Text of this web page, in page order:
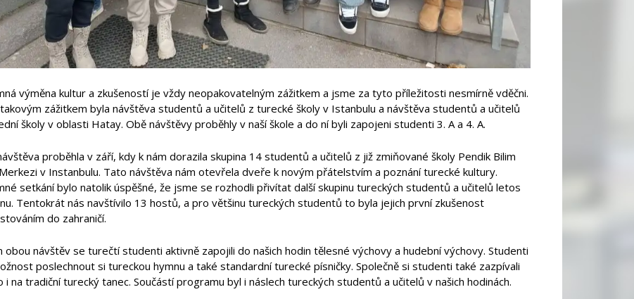
výměna kultur a zkušeností je vždy neopakovatelným zážitkem a jsme za tyto příležitosti nesmírně vděčni.
zážitkem byla návštěva studentů a učitelů z turecké školy v Istanbulu a návštěva studentů a učitelů
školy v oblasti Hatay. Obě návštěvy proběhly v naší škole a do ní byli zapojeni studenti 3. A a 4. A.
proběhla v září, kdy k nám dorazila skupina 14 studentů a učitelů z již zmiňované školy Pendik Bilim
v Instanbulu. Tato návštěva nám otevřela dveře k novým přátelstvím a poznání turecké kultury.
setkání bylo natolik úspěšné, že jsme se rozhodli přivítat další skupinu tureckých studentů a učitelů letos
Tentokrát nás navštívilo 13 hostů, a pro většinu tureckých studentů to byla jejich první zkušenost
do zahraničí.
obou návštěv se turečtí studenti aktivně zapojili do našich hodin tělesné výchovy a hudební výchovy. Studenti
poslechnout si tureckou hymnu a také standardní turecké písničky. Společně si studenti také zazpívali
i na tradiční turecký tanec. Součástí programu byl i náslech tureckých studentů a učitelů v našich hodinách.